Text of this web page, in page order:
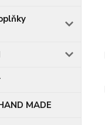
MADE